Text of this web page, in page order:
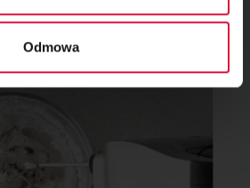
Odmowa
obrotach, aż będzie sztywna